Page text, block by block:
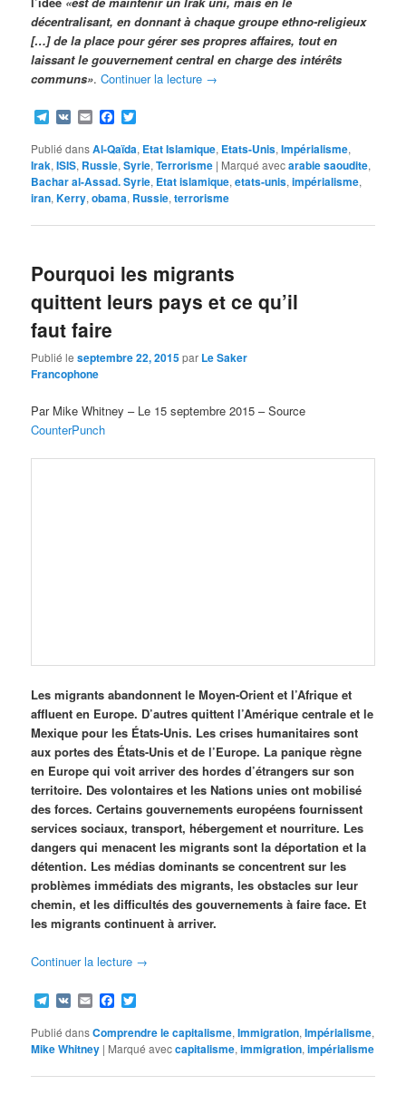
décentralisant, en donnant à chaque groupe ethno-religieux
[…] de la place pour gérer ses propres affaires, tout en
laissant le gouvernement central en charge des intérêts
communs».Continuer la lecture →
Telegram
VK EmailFacebook
Publié dansAl-Qaïda, Etat Islamique, Etats-Unis,Impérialisme,
Irak,ISIS, Russie,Syrie,Terrorisme | Marqué avecarabie saoudite,
Bachar al-Assad. Syrie, Etat islamique,etats-unis,impérialisme,
iran,Kerry,obama, Russie,terrorisme
Pourquoi les migrants
quittent leurs pays et ce qu’il
faut faire
Publié leseptembre 22, 2015par Le Saker
Francophone
Par Mike Whitney – Le 15 septembre 2015 – Source
CounterPunch
Les migrants abandonnent le Moyen-Orient et l’Afrique et
affluent en Europe. D’autres quittent l’Amérique centrale et le
Mexique pour les États-Unis. Les crises humanitaires sont
aux portes des États-Unis et de l’Europe. La panique règne
en Europe qui voit arriver des hordes d’étrangers sur son
territoire. Des volontaires et les Nations unies ont mobilisé
des forces. Certains gouvernements européens fournissent
services sociaux, transport, hébergement et nourriture. Les
dangers qui menacent les migrants sont la déportation et la
détention. Les médias dominants se concentrent sur les
problèmes immédiats des migrants, les obstacles sur leur
chemin, et les difficultés des gouvernements à faire face. Et
les migrants continuent à arriver.
Continuer la lecture →
Telegram
VK EmailFacebook
Publié dansComprendre le capitalisme,Immigration,Impérialisme,
Mike Whitney | Marqué aveccapitalisme,immigration,impérialisme